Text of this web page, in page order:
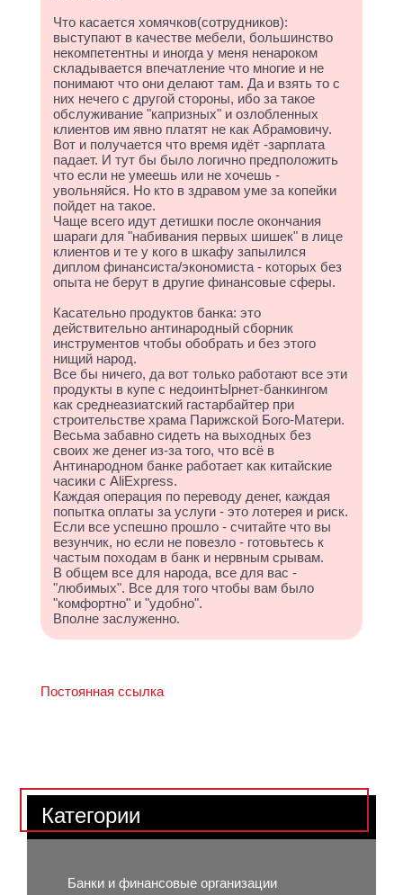
Что касается хомячков(сотрудников):
выступают в качестве мебели, большинство
некомпетентны и иногда у меня ненароком
складывается впечатление что многие и не
понимают что они делают там. Да и взять то с
них нечего с другой стороны, ибо за такое
обслуживание "капризных" и озлобленных
клиентов им явно платят не как Абрамовичу.
Вот и получается что время идёт -зарплата
падает. И тут бы было логично предположить
что если не умеешь или не хочешь -
увольняйся. Но кто в здравом уме за копейки
пойдет на такое.
Чаще всего идут детишки после окончания
шараги для "набивания первых шишек" в лице
клиентов и те у кого в шкафу запылился
диплом финансиста/экономиста - которых без
опыта не берут в другие финансовые сферы.
Касательно продуктов банка: это
действительно антинародный сборник
инструментов чтобы обобрать и без этого
нищий народ.
Все бы ничего, да вот только работают все эти
продукты в купе с недоинтЫрнет-банкингом
как среднеазиатский гастарбайтер при
строительстве храма Парижской Бого-Матери.
Весьма забавно сидеть на выходных без
своих же денег из-за того, что всё в
Антинародном банке работает как китайские
часики с AliExpress.
Каждая операция по переводу денег, каждая
попытка оплаты за услуги - это лотерея и риск.
Если все успешно прошло - считайте что вы
везунчик, но если не повезло - готовьтесь к
частым походам в банк и нервным срывам.
В общем все для народа, все для вас -
"любимых". Все для того чтобы вам было
"комфортно" и "удобно".
Вполне заслуженно.
Постоянная ссылка
Категории
Банки и финансовые организации